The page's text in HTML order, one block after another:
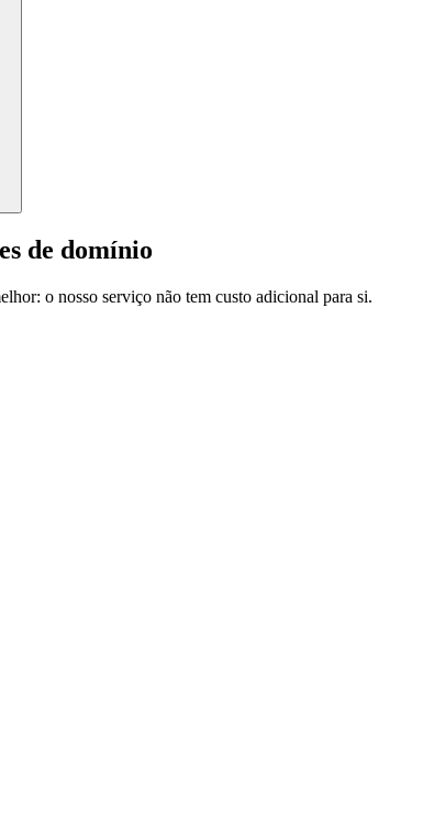
de domínio
o nosso serviço não tem custo adicional para si.